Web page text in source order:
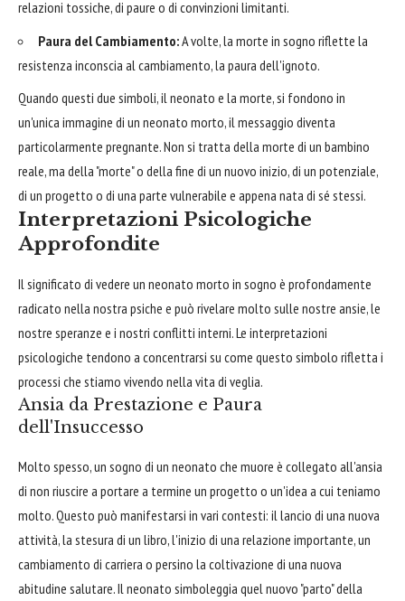
relazioni tossiche, di paure o di convinzioni limitanti.
Paura del Cambiamento:A volte, la morte in sogno riflette la
resistenza inconscia al cambiamento, la paura dell'ignoto.
Quando questi due simboli, il neonato e la morte, si fondono in
un'unica immagine di un neonato morto, il messaggio diventa
particolarmente pregnante. Non si tratta della morte di un bambino
reale, ma della "morte" o della fine di un nuovo inizio, di un potenziale,
di un progetto o di una parte vulnerabile e appena nata di sé stessi.
Interpretazioni Psicologiche
Approfondite
Il significato di vedere un neonato morto in sogno è profondamente
radicato nella nostra psiche e può rivelare molto sulle nostre ansie, le
nostre speranze e i nostri conflitti interni. Le interpretazioni
psicologiche tendono a concentrarsi su come questo simbolo rifletta i
processi che stiamo vivendo nella vita di veglia.
Ansia da Prestazione e Paura
dell'Insuccesso
Molto spesso, un sogno di un neonato che muore è collegato all'ansia
di non riuscire a portare a termine un progetto o un'idea a cui teniamo
molto. Questo può manifestarsi in vari contesti: il lancio di una nuova
attività, la stesura di un libro, l'inizio di una relazione importante, un
cambiamento di carriera o persino la coltivazione di una nuova
abitudine salutare. Il neonato simboleggia quel nuovo "parto" della